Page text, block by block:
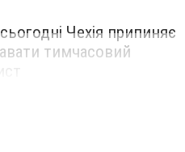
Чехія припиняє
тимчасовий